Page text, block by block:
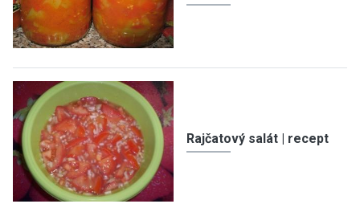
Rajčatový salát | recept